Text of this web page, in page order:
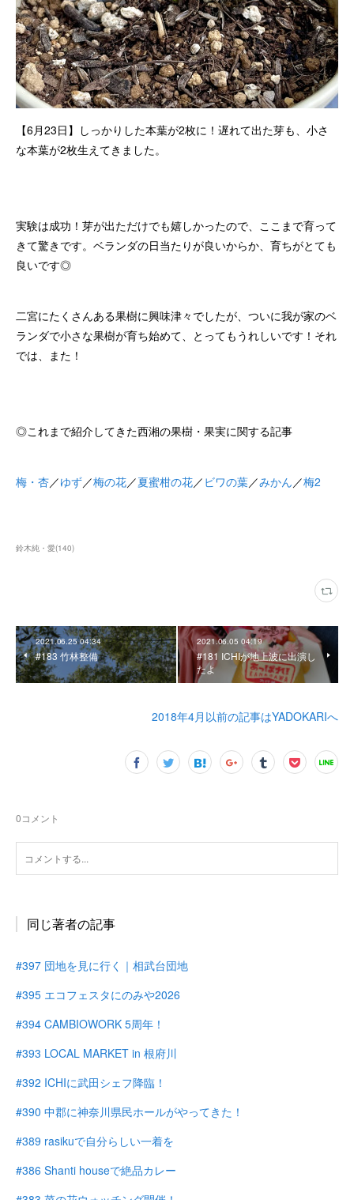
【6月23日】しっかりした本葉が2枚に！遅れて出た芽も、小さ
な本葉が2枚生えてきました。
実験は成功！芽が出ただけでも嬉しかったので、ここまで育って
きて驚きです。ベランダの日当たりが良いからか、育ちがとても
良いです◎
二宮にたくさんある果樹に興味津々でしたが、ついに我が家のベ
ランダで小さな果樹が育ち始めて、とってもうれしいです！それ
では、また！
◎これまで紹介してきた西湘の果樹・果実に関する記事
梅・杏／ゆず／梅の花／夏蜜柑の花／ ビワの葉／みかん／梅2
鈴木純・愛(140)
2021.06.25 04:34
#183 竹林整備
2021.06.05 04:19
#181 ICHIが地上波に出演し
たよ
2018年4月以前の記事はYADOKARIへ
0コメント
同じ著者の記事
#397 団地を見に行く｜相武台団地
#395 エコフェスタにのみや2026
#394 CAMBIOWORK 5周年！
#393 LOCAL MARKET in 根府川
#392 ICHIに武田シェフ降臨！
#390 中郡に神奈川県民ホールがやってきた！
#389 rasikuで自分らしい一着を
#386 Shanti houseで絶品カレー